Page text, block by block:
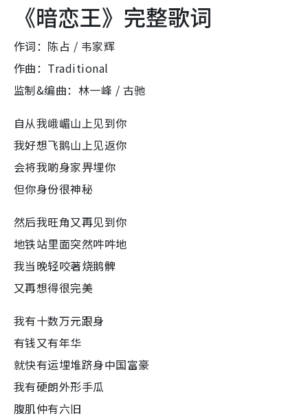
《暗恋王》完整歌词
作词：陈占 / 韦家辉
作曲：Traditional
监制&编曲：林一峰 / 古驰
自从我峨嵋山上见到你
我好想飞鹅山上见返你
会将我啲身家畀埋你
但你身份很神秘
然后我旺角又再见到你
地铁站里面突然吽吽地
我当晚轻咬著烧鹅髀
又再想得很完美
我有十数万元跟身
有钱又有年华
就快有运埋堆跻身中国富豪
我有硬朗外形手瓜
腹肌仲有六旧